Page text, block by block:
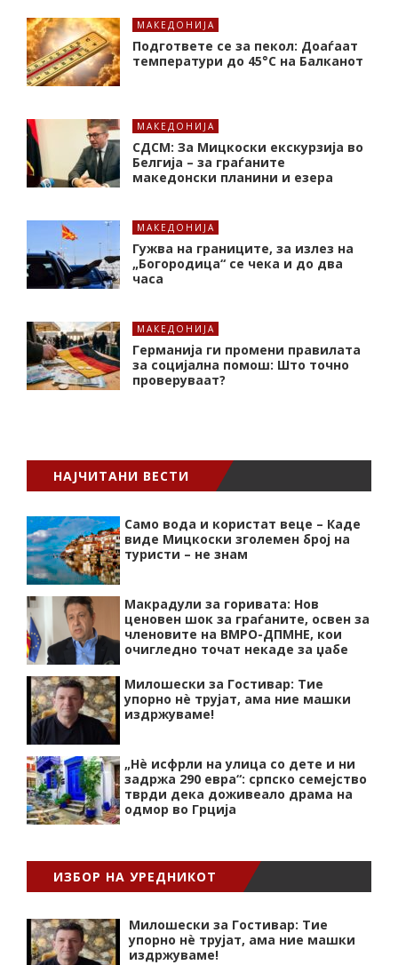
МАКЕДОНИЈА
Подгответе се за пекол: Доаѓаат
температури до 45°C на Балканот
МАКЕДОНИЈА
СДСМ: За Мицкоски екскурзија во
Белгија – за граѓаните
македонски планини и езера
МАКЕДОНИЈА
Гужва на границите, за излез на
„Богородица“ се чека и до два
часа
МАКЕДОНИЈА
Германија ги промени правилата
за социјална помош: Што точно
проверуваат?
НАЈЧИТАНИ ВЕСТИ
Само вода и користат веце – Каде
виде Мицкоски зголемен број на
туристи – не знам
Макрадули за горивата: Нов
ценовен шок за граѓаните, освен за
членовите на ВМРО-ДПМНЕ, кои
очигледно точат некаде за џабе
Милошески за Гостивар: Тие
упорно нѐ трујат, ама ние машки
издржуваме!
„Нѐ исфрли на улица со дете и ни
задржа 290 евра“: српско семејство
тврди дека доживеало драма на
одмор во Грција
ИЗБОР НА УРЕДНИКОТ
Милошески за Гостивар: Тие
упорно нѐ трујат, ама ние машки
издржуваме!